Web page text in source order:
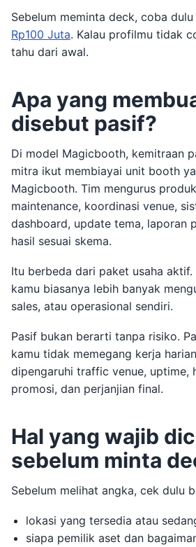
Sebelum meminta deck, coba dulu
Rp100 Juta. Kalau profilmu tidak
tahu dari awal.
Apa yang
disebut pasif?
Di model Magicbooth, kemitraan
mitra ikut membiayai unit booth
Magicbooth. Tim mengurus
maintenance, koordinasi venue,
dashboard, update tema, laporan
hasil sesuai skema.
Itu berbeda dari paket usaha aktif.
kamu biasanya lebih banyak
sales, atau operasional sendiri.
Pasif bukan berarti tanpa risiko.
kamu tidak memegang kerja
dipengaruhi traffic venue, uptime,
promosi, dan perjanjian final.
Hal yang wajib
sebelum minta
Sebelum melihat angka, cek dulu
lokasi yang tersedia atau
siapa pemilik aset dan